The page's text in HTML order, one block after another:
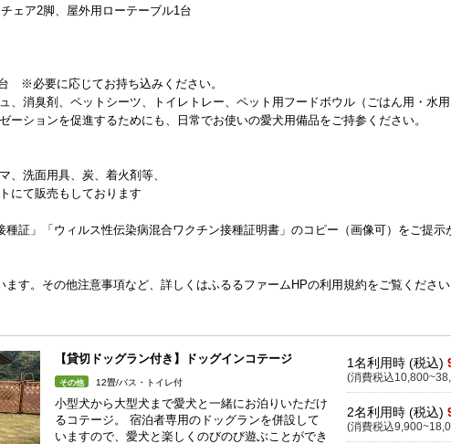
ェア2脚、屋外用ローテーブル1台
※必要に応じてお持ち込みください。
、消臭剤、ペットシーツ、トイレトレー、ペット用フードボウル（ごはん用・水
ーションを促進するためにも、日常でお使いの愛犬用備品をご持参ください。
、洗面用具、炭、着火剤等、
にて販売もしております
種証」「ウィルス性伝染病混合ワクチン接種証明書」のコピー（画像可）をご提示
ます。その他注意事項など、詳しくはふるるファームHPの利用規約をご覧くださ
【貸切ドッグラン付き】ドッグインコテージ
その他 12畳/バス・トイレ付
小型犬から大型犬まで愛犬と一緒にお泊りいただけ
るコテージ。 宿泊者専用のドッグランを併設して
いますので、愛犬と楽しくのびのび遊ぶことができ
1名利用時 (税込)
(消費税込
2名利用時 (税込)
(消費税込